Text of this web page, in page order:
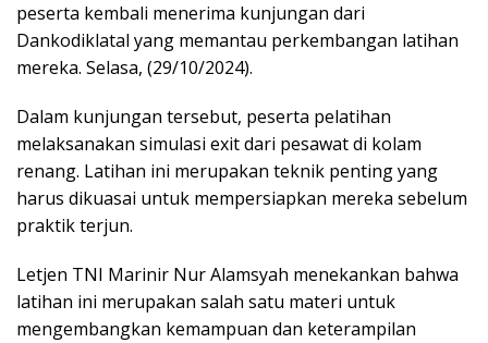
peserta kembali menerima kunjungan dari
Dankodiklatal yang memantau perkembangan latihan
mereka. Selasa, (29/10/2024).
Dalam kunjungan tersebut, peserta pelatihan
melaksanakan simulasi exit dari pesawat di kolam
renang. Latihan ini merupakan teknik penting yang
harus dikuasai untuk mempersiapkan mereka sebelum
praktik terjun.
Letjen TNI Marinir Nur Alamsyah menekankan bahwa
latihan ini merupakan salah satu materi untuk
mengembangkan kemampuan dan keterampilan